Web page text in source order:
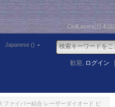
CivilLasers(日本語)
Japanese ()
歓迎, ログイン
ファイバー結合 レーザーダイオード ピ